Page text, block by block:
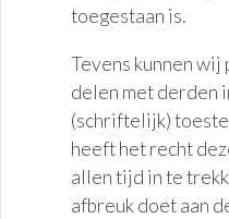
toegestaan is.
Tevens kunnen
delen met derden
(schriftelijk)
heeft het recht
allen tijd in te
afbreuk doet aan